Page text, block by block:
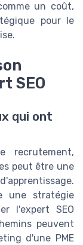
un coût,
pour le
SEO
qui ont
recrutement,
peut être une
une stratégie
l'expert SEO
peuvent
d'une PME